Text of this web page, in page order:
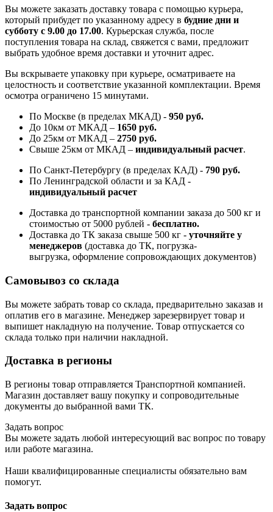
Вы можете заказать доставку товара с помощью курьера,
который прибудет по указанному адресу в будние дни и
субботу с 9.00 до 17.00. Курьерская служба, после
поступления товара на склад, свяжется с вами, предложит
выбрать удобное время доставки и уточнит адрес.
Вы вскрываете упаковку при курьере, осматриваете на
целостность и соответствие указанной комплектации. Время
осмотра ограничено 15 минутами.
По Москве (в пределах МКАД) - 950 руб.
До 10км от МКАД – 1650 руб.
До 25км от МКАД – 2750 руб.
Свыше 25км от МКАД – индивидуальный расчет.
По Санкт-Петербургу (в пределах КАД) - 790 руб.
По Ленинградской области и за КАД -
индивидуальный расчет
Доставка до транспортной компании заказа до 500 кг и
стоимостью от 5000 рублей - бесплатно.
Доставка до ТК заказа свыше 500 кг - уточняйте у
менеджеров (доставка до ТК, погрузка-
выгрузка, оформление сопровождающих документов)
Самовывоз со склада
Вы можете забрать товар со склада, предварительно заказав и
оплатив его в магазине. Менеджер зарезервирует товар и
выпишет накладную на получение. Товар отпускается со
склада только при наличии накладной.
Доставка в регионы
В регионы товар отправляется Транспортной компанией.
Магазин доставляет вашу покупку и сопроводительные
документы до выбранной вами ТК.
Задать вопрос
Вы можете задать любой интересующий вас вопрос по товару
или работе магазина.
Наши квалифицированные специалисты обязательно вам
помогут.
Задать вопрос